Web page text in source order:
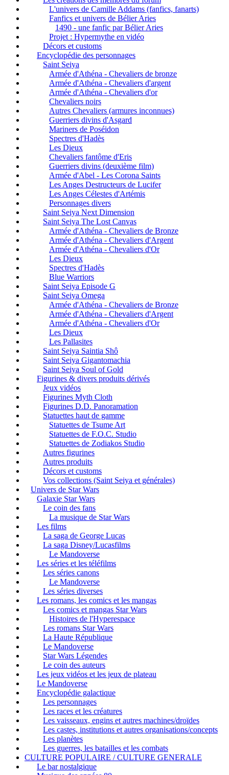
L'univers de Camille Addams (fanfics, fanarts)
Fanfics et univers de Bélier Aries
1490 - une fanfic par Bélier Aries
Projet : Hypermythe en vidéo
Décors et customs
Encyclopédie des personnages
Saint Seiya
Armée d'Athéna - Chevaliers de bronze
Armée d'Athéna - Chevaliers d'argent
Armée d'Athéna - Chevaliers d'or
Chevaliers noirs
Autres Chevaliers (armures inconnues)
Guerriers divins d'Asgard
Mariners de Poséidon
Spectres d'Hadès
Les Dieux
Chevaliers fantôme d'Eris
Guerriers divins (deuxième film)
Armée d'Abel - Les Corona Saints
Les Anges Destructeurs de Lucifer
Les Anges Célestes d'Artémis
Personnages divers
Saint Seiya Next Dimension
Saint Seiya The Lost Canvas
Armée d'Athéna - Chevaliers de Bronze
Armée d'Athéna - Chevaliers d'Argent
Armée d'Athéna - Chevaliers d'Or
Les Dieux
Spectres d'Hadès
Blue Warriors
Saint Seiya Episode G
Saint Seiya Omega
Armée d'Athéna - Chevaliers de Bronze
Armée d'Athéna - Chevaliers d'Argent
Armée d'Athéna - Chevaliers d'Or
Les Dieux
Les Pallasites
Saint Seiya Saintia Shô
Saint Seiya Gigantomachia
Saint Seiya Soul of Gold
Figurines & divers produits dérivés
Jeux vidéos
Figurines Myth Cloth
Figurines D.D. Panoramation
Statuettes haut de gamme
Statuettes de Tsume Art
Statuettes de F.O.C. Studio
Statuettes de Zodiakos Studio
Autres figurines
Autres produits
Décors et customs
Vos collections (Saint Seiya et générales)
Univers de Star Wars
Galaxie Star Wars
Le coin des fans
La musique de Star Wars
Les films
La saga de George Lucas
La saga Disney/Lucasfilms
Le Mandoverse
Les séries et les téléfilms
Les séries canons
Le Mandoverse
Les séries diverses
Les romans, les comics et les mangas
Les comics et mangas Star Wars
Histoires de l'Hyperespace
Les romans Star Wars
La Haute République
Le Mandoverse
Star Wars Légendes
Le coin des auteurs
Les jeux vidéos et les jeux de plateau
Le Mandoverse
Encyclopédie galactique
Les personnages
Les races et les créatures
Les vaisseaux, engins et autres machines/droïdes
Les castes, institutions et autres organisations/concepts
Les planètes
Les guerres, les batailles et les combats
CULTURE POPULAIRE / CULTURE GENERALE
Le bar nostalgique